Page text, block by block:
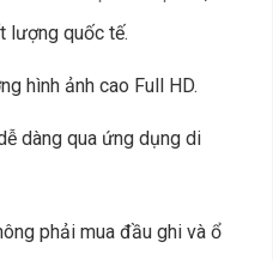
lượng quốc tế.
hình ảnh cao Full HD.
dàng qua ứng dụng di
phải mua đầu ghi và ổ